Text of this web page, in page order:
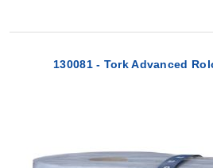
130081 - Tork Advanced